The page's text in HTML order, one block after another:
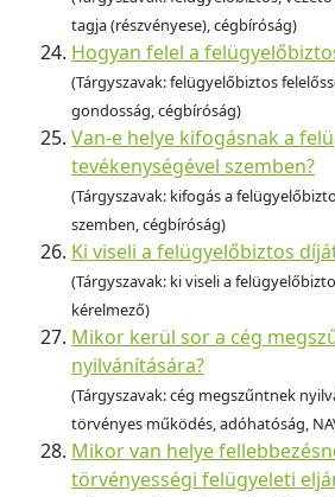
tagja (részvényese), cégbíróság)
Hogyan felel a
(Tárgyszavak: felügyelőbiztos
gondosság, cégbíróság)
Van-e helye kifogásnak a
tevékenységével szemben?
(Tárgyszavak: kifogás a
szemben, cégbíróság)
Ki viseli a felügyelőbiztos
(Tárgyszavak: ki viseli a
kérelmező)
Mikor kerül sor a cég
nyilvánítására?
(Tárgyszavak: cég megszűntnek
törvényes működés, adóhatóság,
Mikor van helye
törvényességi felügyeleti